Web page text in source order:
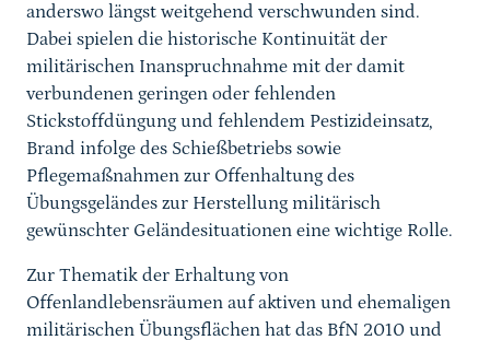
anderswo längst weitgehend verschwunden sind.
Dabei spielen die historische Kontinuität der
militärischen Inanspruchnahme mit der damit
verbundenen geringen oder fehlenden
Stickstoffdüngung und fehlendem Pestizideinsatz,
Brand infolge des Schießbetriebs sowie
Pflegemaßnahmen zur Offenhaltung des
Übungsgeländes zur Herstellung militärisch
gewünschter Geländesituationen eine wichtige Rolle.
Zur Thematik der Erhaltung von
Offenlandlebensräumen auf aktiven und ehemaligen
militärischen Übungsflächen hat das BfN 2010 und